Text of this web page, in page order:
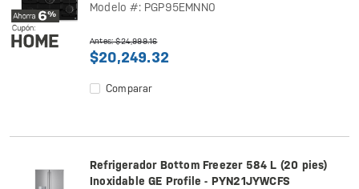
Modelo #: PGP95EMNN0
Antes: $24,999.16
$20,249.32
Comparar
Refrigerador Bottom Freezer 584 L (20 pies)
Inoxidable GE Profile - PYN21JYWCFS